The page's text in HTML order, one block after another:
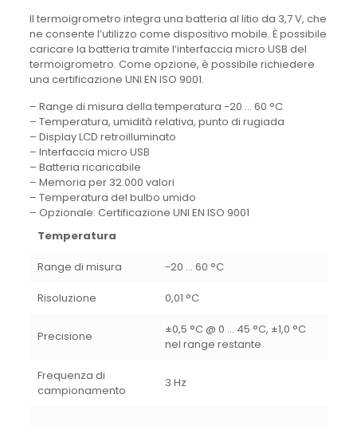
Il termoigrometro integra una batteria al litio da 3,7 V, che
ne consente l’utilizzo come dispositivo mobile. È possibile
caricare la batteria tramite l’interfaccia micro USB del
termoigrometro. Come opzione, è possibile richiedere
una certificazione UNI EN ISO 9001.
– Range di misura della temperatura -20 … 60 °C
– Temperatura, umidità relativa, punto di rugiada
– Display LCD retroilluminato
– Interfaccia micro USB
– Batteria ricaricabile
– Memoria per 32.000 valori
– Temperatura del bulbo umido
– Opzionale: Certificazione UNI EN ISO 9001
Temperatura
Range di misura -20 … 60 °C
Risoluzione 0,01 °C
Precisione
±0,5 °C @ 0 … 45 °C, ±1,0 °C
nel range restante
Frequenza di
campionamento
3 Hz